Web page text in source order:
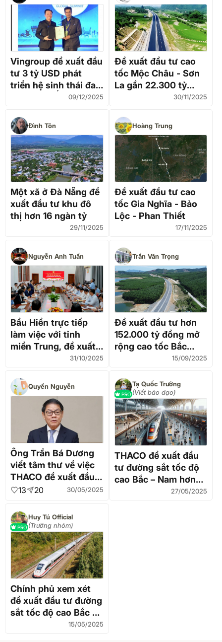
Vingroup đề xuất đầu
tư 3 tỷ USD phát
triển hệ sinh thái đa
ngành tại Ấn Độ09/12/2025
Đề xuất đầu tư cao
tốc Mộc Châu - Sơn
La gần 22.300 tỷ
30/11/2025
Đình Tôn
Một xã ở Đà Nẵng đề
xuất đầu tư khu đô
thị hơn 16 ngàn tỷ
29/11/2025
Hoàng Trung
Đề xuất đầu tư cao
tốc Gia Nghĩa - Bảo
Lộc - Phan Thiết
17/11/2025
Nguyễn Anh Tuấn
Bầu Hiển trực tiếp
làm việc với tỉnh
miền Trung, đề xuất
đầu tư loạt dự án lớn
31/10/2025
Trần Văn Trọng
Đề xuất đầu tư hơn
152.000 tỷ đồng mở
rộng cao tốc Bắc
15/09/2025
Quyền Nguyễn
Ông Trần Bá Dương
viết tâm thư về việc
THACO đề xuất đầu
tư Dự án Đường sắt
13 20 30/05/2025
PRO
Tạ Quốc Trưởng
(Viết báo dạo)
THACO đề xuất đầu
tư đường sắt tốc độ
cao Bắc – Nam hơn
67 tỷ USD: Cam kết
27/05/2025
PRO
Huy Tú Official
(Trưởng nhóm)
Chính phủ xem xét
đề xuất đầu tư đường
sắt tốc độ cao Bắc -
Nam của VinSpeed
15/05/2025